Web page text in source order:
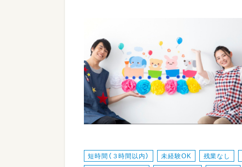
短時間（３時間以内） 未経験OK 残業なし